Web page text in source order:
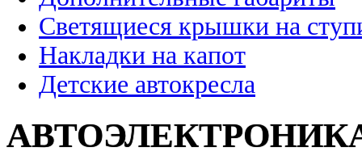
Светящиеся крышки на
Накладки на капот
Детские автокресла